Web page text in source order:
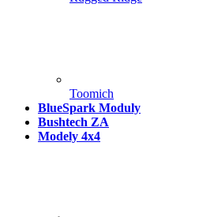
Toomich
BlueSpark Moduly
Bushtech ZA
Modely 4x4